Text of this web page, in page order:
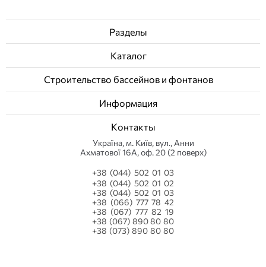
Разделы
Каталог
Строительство бассейнов и фонтанов
Информация
Контакты
Українa, м. Київ, вул., Анни
Ахматової 16А, оф. 20 (2 поверх)
+38 (044) 502 01 03
+38 (044) 502 01 02
+38 (044) 502 01 03
+38 (066) 777 78 42
+38 (067) 777 82 19
+38 (067) 890 80 80
+38 (073) 890 80 80